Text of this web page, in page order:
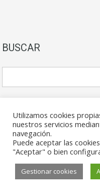
BUSCAR
© 2026. Todos
Utilizamos cookies
nuestros servicios
navegación.
Puede aceptar las
"Aceptar" o bien
Gestionar cookies